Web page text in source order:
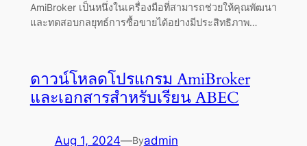
AmiBroker เป็นหนึ่งในเครื่องมือที่สามารถช่วยให้คุณพัฒนา
และทดสอบกลยุทธ์การซื้อขายได้อย่างมีประสิทธิภาพ…
ดาวน์โหลดโปรแกรม AmiBroker
และเอกสารสำหรับเรียน ABEC
Aug 1, 2024—Byadmin